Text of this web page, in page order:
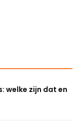
welke zijn dat en